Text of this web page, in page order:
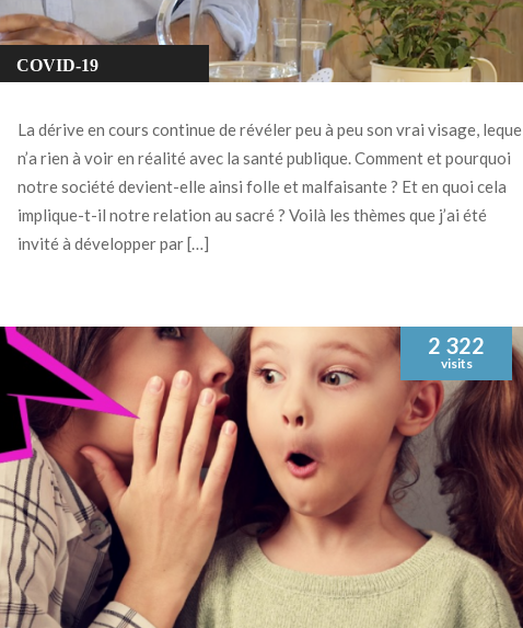
COVID-19
SPIRITUALITÉ
La dérive en cours continue de révéler peu à peu son vrai visage,
n’a rien à voir en réalité avec la santé publique. Comment et pourquoi
notre société devient-elle ainsi folle et malfaisante ? Et en quoi cela
implique-t-il notre relation au sacré ? Voilà les thèmes que j’ai été
invité à développer par […]
2 322
visits